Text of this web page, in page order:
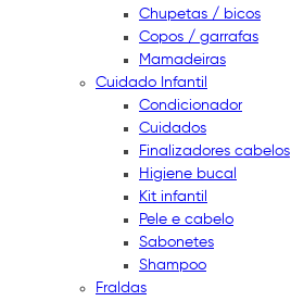
Chupetas / bicos
Copos / garrafas
Mamadeiras
Cuidado Infantil
Condicionador
Cuidados
Finalizadores cabelos
Higiene bucal
Kit infantil
Pele e cabelo
Sabonetes
Shampoo
Fraldas